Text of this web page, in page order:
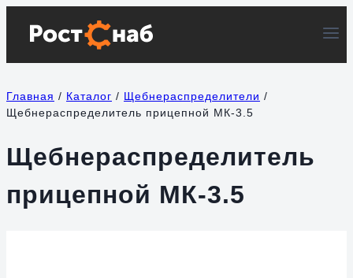
содержимому
Главная / Каталог / Щебнераспределители /
Щебнераспределитель прицепной МК-3.5
Щебнераспределитель
прицепной МК-3.5